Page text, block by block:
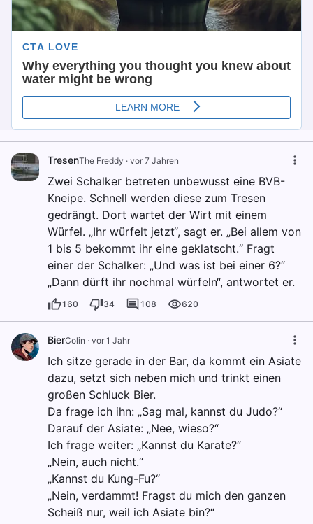
TresenThe Freddy · vor 7 Jahren
Zwei Schalker betreten unbewusst eine BVB-
Kneipe. Schnell werden diese zum Tresen
gedrängt. Dort wartet der Wirt mit einem
Würfel. „Ihr würfelt jetzt“, sagt er. „Bei allem von
1 bis 5 bekommt ihr eine geklatscht.“ Fragt
einer der Schalker: „Und was ist bei einer 6?“
„Dann dürft ihr nochmal würfeln“, antwortet er.
160 34 108 620
BierColin · vor 1 Jahr
Ich sitze gerade in der Bar, da kommt ein Asiate
dazu, setzt sich neben mich und trinkt einen
großen Schluck Bier.
Da frage ich ihn: „Sag mal, kannst du Judo?“
Darauf der Asiate: „Nee, wieso?“
Ich frage weiter: „Kannst du Karate?“
„Nein, auch nicht.“
„Kannst du Kung-Fu?“
„Nein, verdammt! Fragst du mich den ganzen
Scheiß nur, weil ich Asiate bin?“